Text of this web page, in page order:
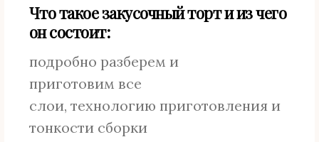
Что такое закусочный торт и из чего
он состоит:
подробно разберем и
приготовим все
слои, технологию приготовления и
тонкости сборки